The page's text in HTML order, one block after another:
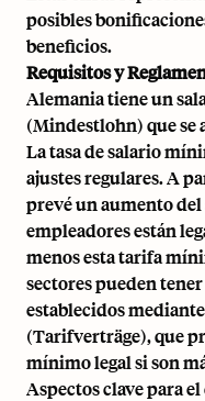
posibles
beneficios.
Requisitos y
Alemania tiene un
(Mindestlohn) que se
La tasa de salario
ajustes regulares. A
prevé un aumento
empleadores están
menos esta tarifa
sectores pueden
establecidos
(Tarifverträge), que
mínimo legal si son
Aspectos clave para